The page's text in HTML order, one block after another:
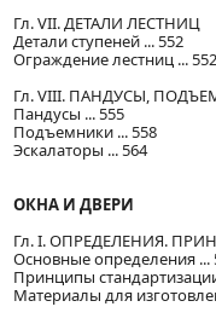
Гл. VII. ДЕТАЛИ ЛЕСТНИЦ
Детали ступеней ... 552
Ограждение лестниц ... 552
Гл. VIII. ПАНДУСЫ,
Пандусы ... 555
Подъемники ... 558
Эскалаторы ... 564
ОКНА И ДВЕРИ
Гл. I. ОПРЕДЕЛЕНИЯ.
Основные определения ...
Принципы
Материалы для